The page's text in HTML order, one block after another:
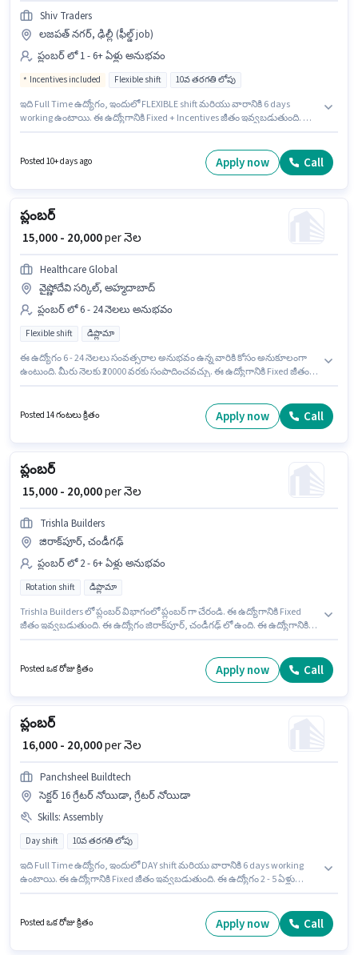
Shiv Traders
లజపత్ నగర్, ఢిల్లీ (ఫీల్డ్ job)
ప్లంబర్ లో 1 - 6+ ఏళ్లు అనుభవం
Incentives included Flexible shift 10వ తరగతి లోపు
ఇది Full Time ఉద్యోగం, ఇందులో FLEXIBLE shift మరియు వారానికి 6 days
working ఉంటాయి. ఈ ఉద్యోగానికి Fixed + Incentives జీతం ఇవ్వబడుతుంది. ఈ
మెయింటెనెన్స్ ఉద్యోగానికి క్రియాశీలకంగా నియామకం జరుగుతోంది. ఈ ఉద్యోగం 1 -
6+ ఏళ్లు సంవత్సరాల అనుభవం ఉన్న వారికి కోసం, నెల జీతం ₹45000 ఉంటుంది.
Posted 10+ days ago Apply now Call
ప్లంబర్
₹ 15,000 - 20,000per నెల
Healthcare Global
వైష్ణోదేవి సర్కిల్, అహ్మదాబాద్
ప్లంబర్ లో 6 - 24 నెలలు అనుభవం
Flexible shift డిప్లొమా
ఈ ఉద్యోగం 6 - 24 నెలలు సంవత్సరాల అనుభవం ఉన్న వారికి కోసం అనుకూలంగా
ఉంటుంది. మీరు నెలకు ₹20000 వరకు సంపాదించవచ్చు. ఈ ఉద్యోగానికి Fixed జీతం
ఆధారపడి ఇప్పించబడతాయి. Healthcare Global ప్లంబర్ విభాగంలో ప్లంబర్
ఉద్యోగానికి క్రియాశీలకంగా నియామకం జరుగుతోంది. ఈ ఉద్యోగానికి అభ్యర్థులు
Posted 14 గంటలు క్రితం Apply now Call
ప్లంబర్
₹ 15,000 - 20,000per నెల
Trishla Builders
జిరాక్‌పూర్, చండీగఢ్
ప్లంబర్ లో 2 - 6+ ఏళ్లు అనుభవం
Rotation shift డిప్లొమా
Trishla Builders లో ప్లంబర్ విభాగంలో ప్లంబర్ గా చేరండి. ఈ ఉద్యోగానికి Fixed
జీతం ఇవ్వబడుతుంది. ఈ ఉద్యోగం జిరాక్‌పూర్, చండీగఢ్ లో ఉంది. ఈ ఉద్యోగానికి
Time ఉద్యోగం, ఇందులో Rotation Shift మరియు వారానికి Others ఉంటాయి.
Posted ఒక రోజు క్రితం Apply now Call
ప్లంబర్
₹ 16,000 - 20,000per నెల
Panchsheel Buildtech
సెక్టర్ 16 గ్రేటర్ నోయిడా, గ్రేటర్ నోయిడా
Skills: Assembly
Day shift 10వ తరగతి లోపు
ఇది Full Time ఉద్యోగం, ఇందులో DAY shift మరియు వారానికి 6 days working
ఉంటాయి. ఈ ఉద్యోగానికి Fixed జీతం ఇవ్వబడుతుంది. ఈ ఉద్యోగం 2 - 5 ఏళ్లు
Assembly వంటి నైపుణ్యాలు ఉండాలి. ఈ ఉద్యోగానికి 10వ తరగతి లోపు అర్హత ఉన్న
అభ్యర్థులు దరఖాస్తు చేయవచ్చు. అదనపు PF లు ఉద్యోగ స్థాయి మరియు కంపెనీ
Posted ఒక రోజు క్రితం Apply now Call